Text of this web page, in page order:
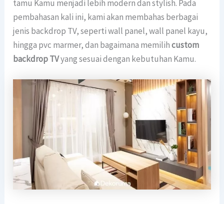
tamu Kamu menjadi lebih modern dan stylish. Pada
pembahasan kali ini, kami akan membahas berbagai
jenis backdrop TV, seperti wall panel, wall panel kayu,
hingga pvc marmer, dan bagaimana memilihcustom
backdrop TVyang sesuai dengan kebutuhan Kamu.